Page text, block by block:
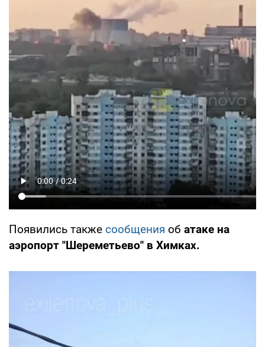
Появились также сообщения об атаке на
аэропорт "Шереметьево" в Химках.